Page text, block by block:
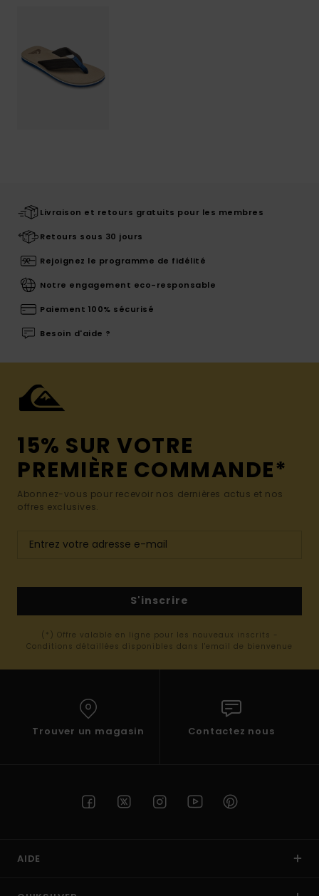
Livraison et retours gratuits pour les membres
Retours sous 30 jours
Rejoignez le programme de fidélité
Notre engagement eco-responsable
Paiement 100% sécurisé
Besoin d'aide ?
15% SUR VOTRE
PREMIÈRE COMMANDE*
Abonnez-vous pour recevoir nos dernières actus et nos
offres exclusives.
S'inscrire
(*) Offre valable en ligne pour les nouveaux inscrits -
Conditions détaillées disponibles dans l'email de bienvenue
Trouver un magasin Contactez nous
AIDE